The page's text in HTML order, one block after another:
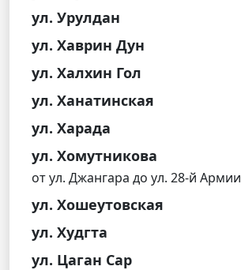
ул. Урулдан
ул. Хаврин Дун
ул. Халхин Гол
ул. Ханатинская
ул. Харада
ул. Хомутникова
от ул. Джангара до ул. 28-й Армии
ул. Хошеутовская
ул. Худгта
ул. Цаган Сар